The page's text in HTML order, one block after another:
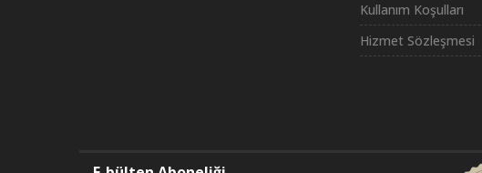
Kullanım Koşulları
Hizmet Sözleşmesi